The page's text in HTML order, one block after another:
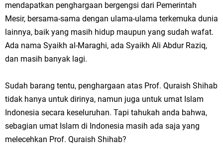
mendapatkan penghargaan bergengsi dari Pemerintah
Mesir, bersama-sama dengan ulama-ulama terkemuka dunia
lainnya, baik yang masih hidup maupun yang sudah wafat.
Ada nama Syaikh al-Maraghi, ada Syaikh Ali Abdur Raziq,
dan masih banyak lagi.
Sudah barang tentu, penghargaan atas Prof. Quraish Shihab
tidak hanya untuk dirinya, namun juga untuk umat Islam
Indonesia secara keseluruhan. Tapi tahukah anda bahwa,
sebagian umat Islam di Indonesia masih ada saja yang
melecehkan Prof. Quraish Shihab?